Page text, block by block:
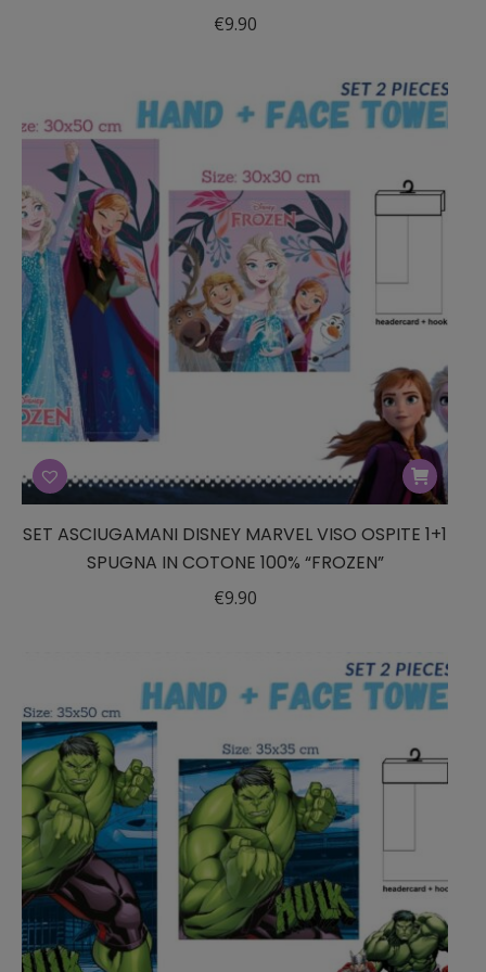
€9.90
SET ASCIUGAMANI DISNEY MARVEL VISO OSPITE 1+1
SPUGNA IN COTONE 100% “FROZEN”
€9.90